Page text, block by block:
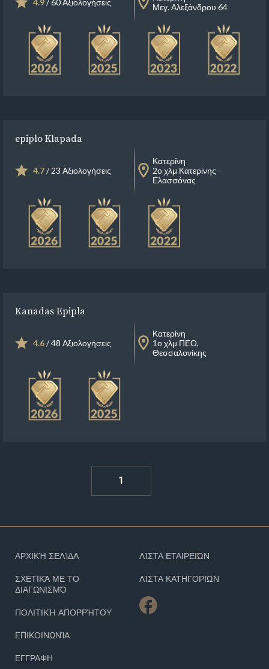
4.9/ 60 Αξιολογήσεις
Μεγ. Αλεξάνδρου 64
epiplo Κlapada
4.7/ 23 Αξιολογήσεις
Κατερίνη
2ο χλμ Κατερίνης -
Ελασσόνας
Kanadas Epipla
4.6/ 48 Αξιολογήσεις
Κατερίνη
1ο χλμ ΠΕΟ,
Θεσσαλονίκης
1
ΑΡΧΙΚΉ ΣΕΛΊΔΑ
ΣΧΕΤΙΚΆ ΜΕ ΤΟ
ΔΙΑΓΩΝΙΣΜΌ
ΠΟΛΙΤΙΚΉ ΑΠΟΡΡΉΤΟΥ
ΕΠΙΚΟΙΝΩΝΊΑ
ΕΓΓΡΑΦΗ
ΛΊΣΤΑ ΕΤΑΙΡΕΙΏΝ
ΛΊΣΤΑ ΚΑΤΗΓΟΡΙΏΝ